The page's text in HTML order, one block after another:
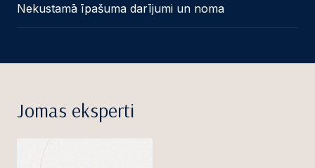
Nekustamā īpašuma darījumi un noma
Jomas eksperti